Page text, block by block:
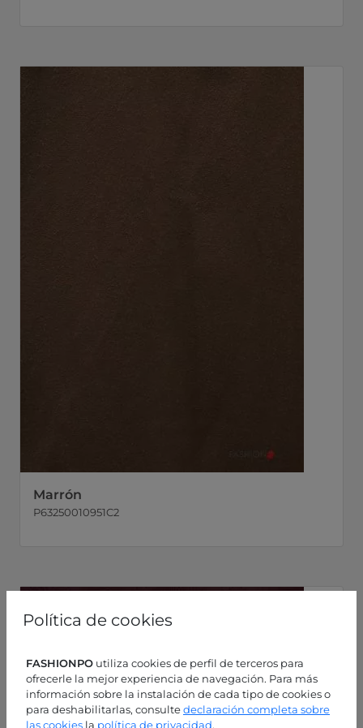
Política de cookies
FASHIONPO utiliza cookies de perfil de terceros para
ofrecerle la mejor experiencia de navegación. Para más
información sobre la instalación de cada tipo de cookies o
para deshabilitarlas, consultedeclaración completa sobre
las cookies la política de privacidad.
Marrón
P63250010951C2